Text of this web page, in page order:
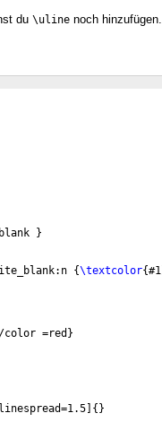
du \uline noch hinzufügen.
}
{\textcolor{#1
=red }
{ }